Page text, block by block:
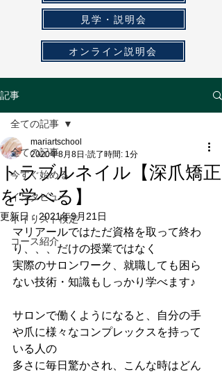
見学・説明会
オンライン説明会
記事
全ての記事
今すぐ始める
インタビュー
ネイリスト検定
コース紹介
全ての記事
トラブルネイル【深爪矯正
を学べる】
mariartschool
2020年8月8日 読了時間: 1分
更新日：2021年9月21日
マリアールではただ資格を取って終わ
り、、、だけの授業ではなく
実際のサロンワーク、就職しても困ら
ない技術・知識もしっかり学べます♪
サロンで働くようになると、自分の手
や爪に様々なコンプレックスを持って
いる人の
多さに毎日驚かされ、こんな時はどん